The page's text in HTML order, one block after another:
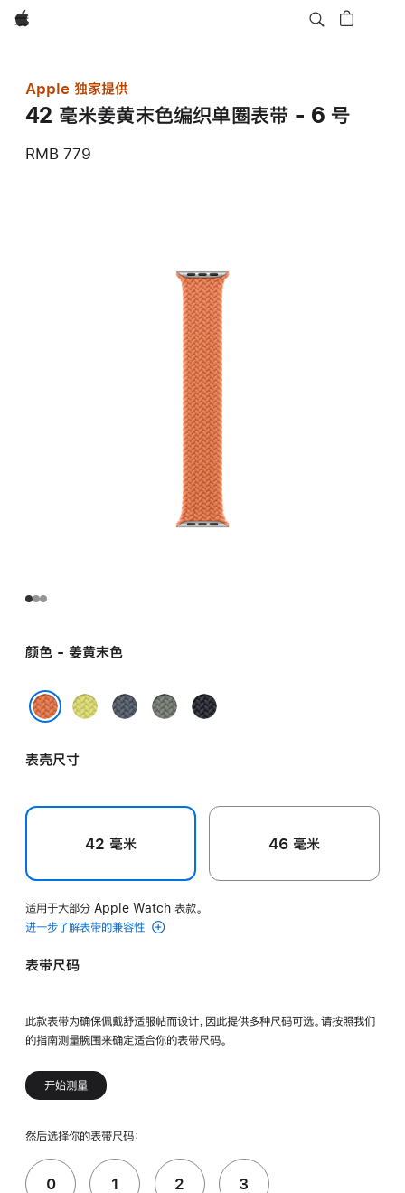
Apple
Apple 独家提供
42 毫米姜黄末色编织单圈表带 - 6 号
RMB 779
颜色 - 姜黄末色
霓
黄
铁
灰
午
表壳尺寸
42 毫米 46 毫米
适用于大部分 Apple Watch 表款。
进一步了解表带的兼容性
表带尺码
此款表带为确保佩戴舒适服帖而设计，因此提供多种尺码可选。请按照我们
的指南测量腕围来确定适合你的表带尺码。
开始测量
然后选择你的表带尺码：
0 1 2 3